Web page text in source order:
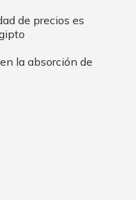
de precios es
la absorción de